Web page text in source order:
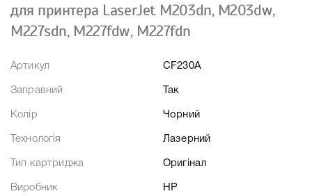
для принтера LaserJet M203dn, M203dw,
M227sdn, M227fdw, M227fdn
Артикул CF230A
Заправний Так
Колір Чорний
Технологія Лазерний
Тип картриджа Оригінал
Виробник HP